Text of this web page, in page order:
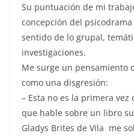
Su puntuación de mi
concepción del
sentido de lo grupal,
investigaciones.
Me surge un pensamiento
como una disgresión:
– Esta no es la primera
que hable sobre un libro
Gladys Brites de Vila me